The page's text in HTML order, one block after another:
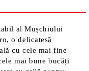
al Mușchiului
o delicatesă
cu cele mai fine
mai bune bucăți